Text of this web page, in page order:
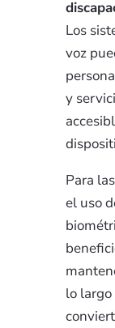
Los
voz
y
Para las
el uso
lo